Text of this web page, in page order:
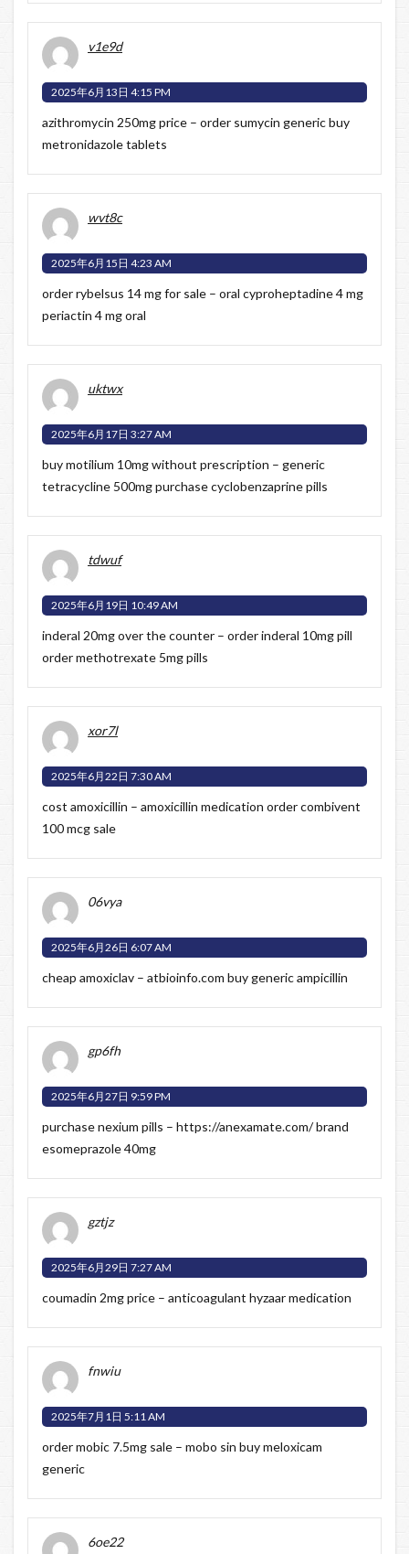
v1e9d
2025年6月13日 4:15 PM
azithromycin 250mg price – order sumycin genericbuy
metronidazole tablets
wvt8c
2025年6月15日 4:23 AM
order rybelsus 14 mg for sale – oral cyproheptadine 4 mg
periactin 4 mg oral
uktwx
2025年6月17日 3:27 AM
buy motilium 10mg without prescription – generic
tetracycline 500mgpurchase cyclobenzaprine pills
tdwuf
2025年6月19日 10:49 AM
inderal 20mg over the counter – order inderal 10mg pill
order methotrexate 5mg pills
xor7l
2025年6月22日 7:30 AM
cost amoxicillin – amoxicillin medication order combivent
100 mcg sale
06vya
2025年6月26日 6:07 AM
cheap amoxiclav – atbioinfo.com buy generic ampicillin
gp6fh
2025年6月27日 9:59 PM
purchase nexium pills – https://anexamate.com/brand
esomeprazole 40mg
gztjz
2025年6月29日 7:27 AM
coumadin 2mg price – anticoagulant hyzaar medication
fnwiu
2025年7月1日 5:11 AM
order mobic 7.5mg sale – mobo sin buy meloxicam
generic
6oe22